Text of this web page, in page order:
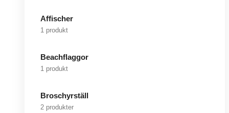
Affischer
1 produkt
Beachflaggor
1 produkt
Broschyrställ
2 produkter